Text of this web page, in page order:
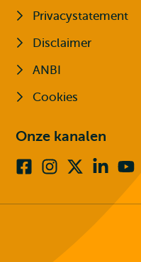
Privacystatement
Disclaimer
ANBI
Cookies
Onze kanalen
FacebookInstagram
(voorheen
twitter)